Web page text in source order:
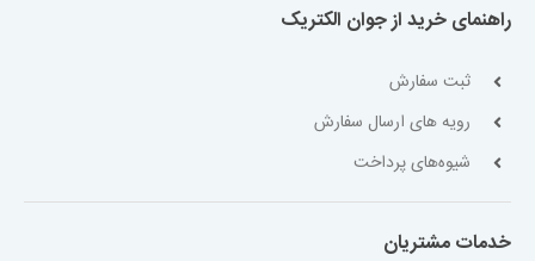
راهنمای خرید از جوان الکتریک
ثبت سفارش
رویه های ارسال سفارش
شیوه‌های پرداخت
خدمات مشتریان